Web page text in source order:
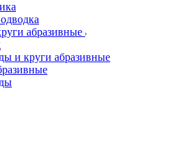
абразивные
и круги абразивные